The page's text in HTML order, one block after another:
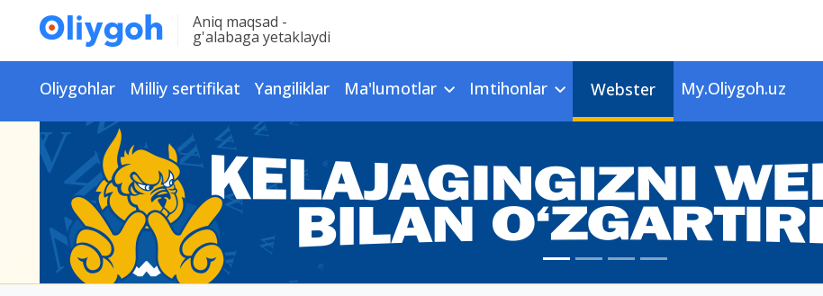
Aniq maqsad -
g'alabaga yetaklaydi
Oliygohlar Milliy sertifikat Yangiliklar Ma'lumotlar Imtihonlar Webster My.Oliygoh.uz